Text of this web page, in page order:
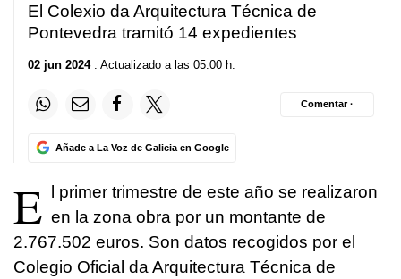
El Colexio da Arquitectura Técnica de
Pontevedra tramitó 14 expedientes
02 jun 2024. Actualizado a las 05:00 h.
Añade a La Voz de Galicia en Google
Comentar ·
E l primer trimestre de este año se realizaron
en la zona obra por un montante de
2.767.502 euros. Son datos recogidos por el
Colegio Oficial da Arquitectura Técnica de